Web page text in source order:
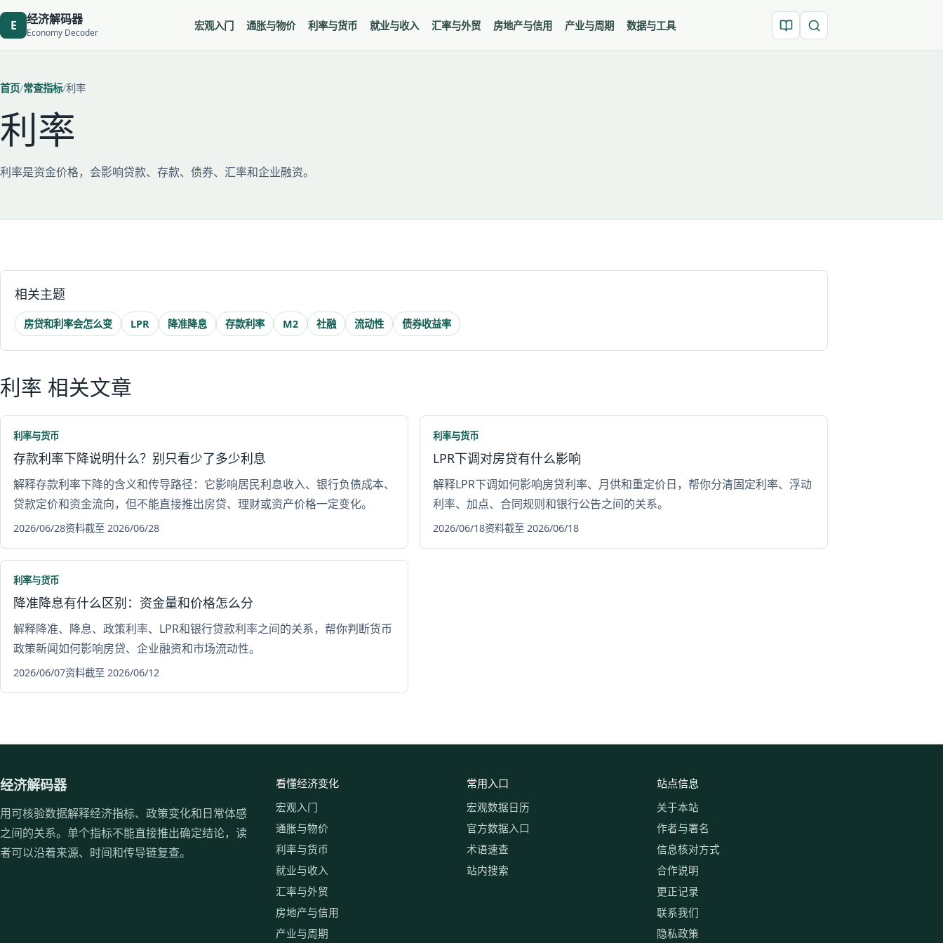
E 经济解码器
Economy Decoder
宏观入门 通胀与物价 利率与货币 就业与收入 汇率与外贸 房地产与信用 产业与周期 数据与工具
首页 常查指标 利率
利率
利率是资金价格，会影响贷款、存款、债券、汇率和企业融资。
相关主题
房贷和利率会怎么变 LPR 降准降息 存款利率 M2 社融 流动性 债券收益率
利率 相关文章
利率与货币
存款利率下降说明什么？别只看少了多少利息
解释存款利率下降的含义和传导路径：它影响居民利息收入、银行负债成本、
贷款定价和资金流向，但不能直接推出房贷、理财或资产价格一定变化。
2026/06/28资料截至 2026/06/28
利率与货币
LPR下调对房贷有什么影响
解释LPR下调如何影响房贷利率、月供和重定价日，帮你分清固定利率、浮动
利率、加点、合同规则和银行公告之间的关系。
2026/06/18资料截至 2026/06/18
利率与货币
降准降息有什么区别：资金量和价格怎么分
解释降准、降息、政策利率、LPR和银行贷款利率之间的关系，帮你判断货币
政策新闻如何影响房贷、企业融资和市场流动性。
2026/06/07资料截至 2026/06/12
经济解码器
用可核验数据解释经济指标、政策变化和日常体感
之间的关系。单个指标不能直接推出确定结论，读
者可以沿着来源、时间和传导链复查。
看懂经济变化
宏观入门
通胀与物价
利率与货币
就业与收入
汇率与外贸
房地产与信用
产业与周期
常用入口
宏观数据日历
官方数据入口
术语速查
站内搜索
站点信息
关于本站
作者与署名
信息核对方式
合作说明
更正记录
联系我们
隐私政策